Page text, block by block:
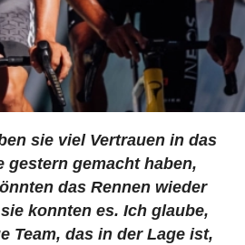
sie viel Vertrauen in das
gestern gemacht haben,
das Rennen wieder
konnten es. Ich glaube,
Team, das in der Lage ist,